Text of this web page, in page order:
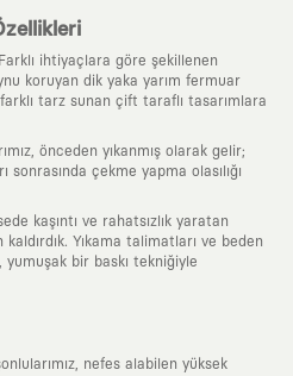
Farklı ihtiyaçlara göre şekillenen
koruyan dik yaka yarım fermuar
tarz sunan çift taraflı tasarımlara
önceden yıkanmış olarak gelir;
sonrasında çekme yapma olasılığı
kaşıntı ve rahatsızlık yaratan
Yıkama talimatları ve beden
bir baskı tekniğiyle
nefes alabilen yüksek